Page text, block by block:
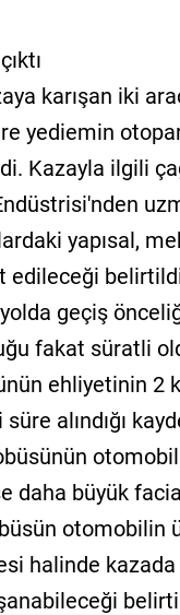
karışan iki
yediemin
Kazayla ilgili
yapısal,
edileceği
geçiş
fakat süratli
ehliyetinin 2
alındığı
daha büyük
otomobilin
halinde kazada